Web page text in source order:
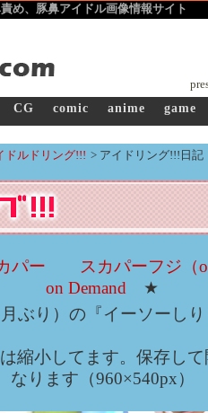
め、豚鼻アイドル画像情報サイト
CG comic anime game
ドルドリング!!! > アイドリング!!!日
パー
スカパーフジ（
on Demand ★
ぶり）の『イーソーし
縮小してます。保存し
なります（960×540px）